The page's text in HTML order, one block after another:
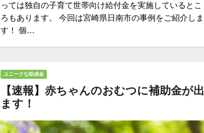
っては独自の子育て世帯向け給付金を実施しているとこ
ろもあります。 今回は宮崎県日南市の事例をご紹介しま
す！ 個…
ユニークな助成金
【速報】赤ちゃんのおむつに補助金が出
ます！